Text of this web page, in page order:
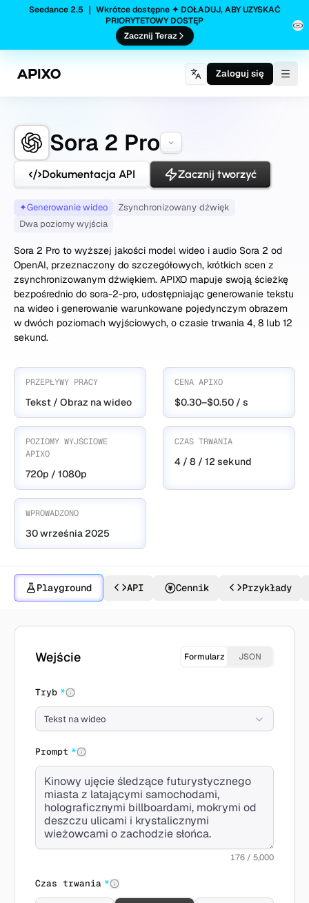
Seedance 2.5 ｜ Wkrótce dostępne ✦ DOŁADUJ, ABY UZYSKAĆ
PRIORYTETOWY DOSTĘP
Zacznij Teraz
Zaloguj się
Sora 2 Pro
Dokumentacja API Zacznij tworzyć
✦Generowanie wideo
Zsynchronizowany dźwięk
Dwa poziomy wyjścia
Sora 2 Pro to wyższej jakości model wideo i audio Sora 2 od
OpenAI, przeznaczony do szczegółowych, krótkich scen z
zsynchronizowanym dźwiękiem. APIXO mapuje swoją ścieżkę
bezpośrednio do sora-2-pro, udostępniając generowanie tekstu
na wideo i generowanie warunkowane pojedynczym obrazem
w dwóch poziomach wyjściowych, o czasie trwania 4, 8 lub 12
sekund.
PRZEPŁYWY PRACY
Tekst / Obraz na wideo
CENA APIXO
$0.30–$0.50 / s
POZIOMY WYJŚCIOWE
APIXO
720p / 1080p
CZAS TRWANIA
4 / 8 / 12 sekund
WPROWADZONO
30 września 2025
Playground API Cennik Przykłady
Twórz z Sora 2 Pro
Wejście Formularz JSON
Tryb *
Tekst na wideo
Prompt *
176 / 5,000
Czas trwania *